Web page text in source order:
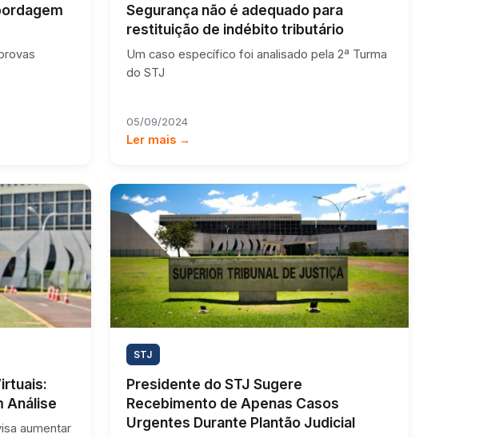
Segurança não é adequado para
restituição de indébito tributário
Um caso específico foi analisado pela 2ª Turma
do STJ
05/09/2024
Ler mais →
Análise
aumentar
STJ
Presidente do STJ Sugere
Recebimento de Apenas Casos
Urgentes Durante Plantão Judicial